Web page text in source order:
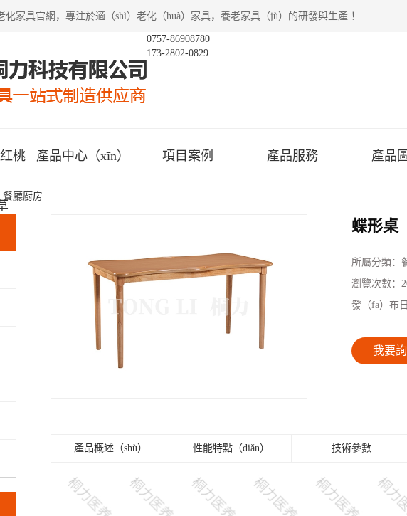
化家具官網，專注於適（shì）老化（huà）家具，養老家具（jù）的研發與生產 ！
0757-86908780
173-2802-0829
桃 產品中心（xīn） 項目案例 產品服務 產品
餐廳廚房
蝶形桌
所屬分類：
瀏覽次數：
發（fā）布
我要
產品概述（shù） 性能特點（diǎn） 技術參數